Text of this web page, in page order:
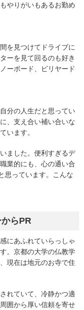
やりがいもあるお勤め
を見つけてドライブに
ーを見て回るのも好き
ーボード、ビリヤード
分の人生だと思ってい
、支え合い補い合いな
います。
ました。便利すぎるデ
業的にも、心の通い合
思っています。こんな
らPR
にあふれていらっしゃ
。京都の大学の仏教学
現在は地元のお寺で住
れていて、冷静かつ適
囲から厚い信頼を寄せ